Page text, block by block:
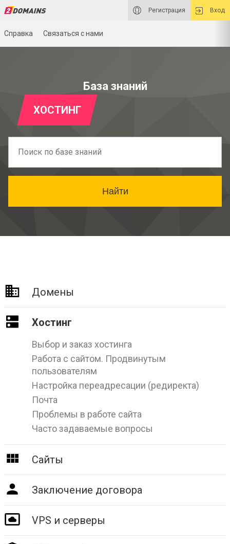
Регистрация Вход
Справка Связаться с нами
База знаний
ХОСТИНГ
Найти
Домены
Хостинг
Выбор и заказ хостинга
Работа с сайтом. Продвинутым
пользователям
Настройка переадресации (редиректа)
Почта
Проблемы в работе сайта
Часто задаваемые вопросы
Сайты
Заключение договора
VPS и серверы